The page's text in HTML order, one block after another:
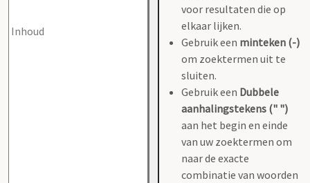
voor resultaten die op
elkaar lijken.
Gebruik een minteken (-)
om zoektermen uit te
sluiten.
Gebruik een Dubbele
aanhalingstekens (" ")
aan het begin en einde
van uw zoektermen om
naar de exacte
combinatie van woorden